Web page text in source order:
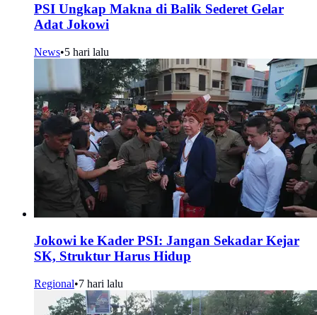
PSI Ungkap Makna di Balik Sederet Gelar
Adat Jokowi
News•5 hari lalu
Jokowi ke Kader PSI: Jangan Sekadar Kejar
SK, Struktur Harus Hidup
Regional•7 hari lalu